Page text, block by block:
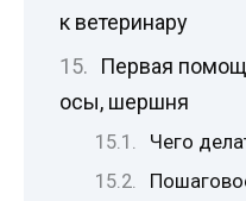
к ветеринару
Первая
осы, шершня
Чего